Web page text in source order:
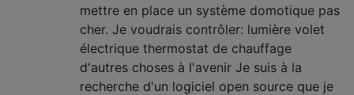
mettre en place un système domotique pas
cher. Je voudrais contrôler: lumière volet
électrique thermostat de chauffage
d'autres choses à l'avenir Je suis à la
recherche d'un logiciel open source que je